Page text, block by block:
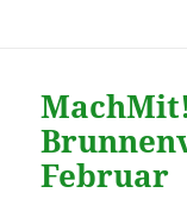
Februar